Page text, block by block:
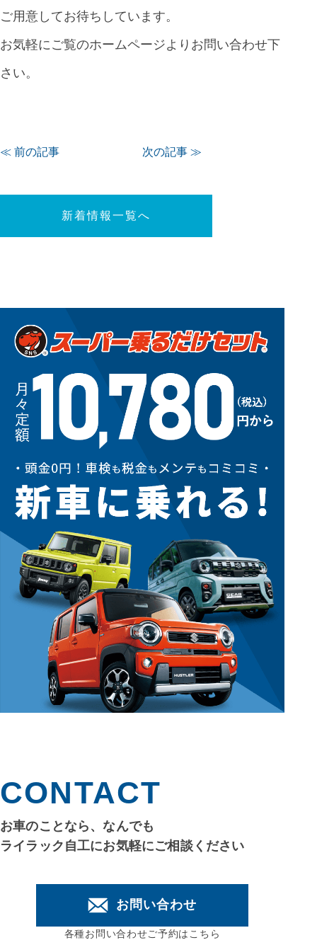
ご用意してお待ちしています。
お気軽にご覧のホームページよりお問い合わせ下
さい。
≪ 前の記事
新着情報一覧へ
次の記事 ≫
CONTACT
お車のことなら、なんでも
ライラック自工にお気軽にご相談ください
お問い合わせ
各種お問い合わせご予約はこちら